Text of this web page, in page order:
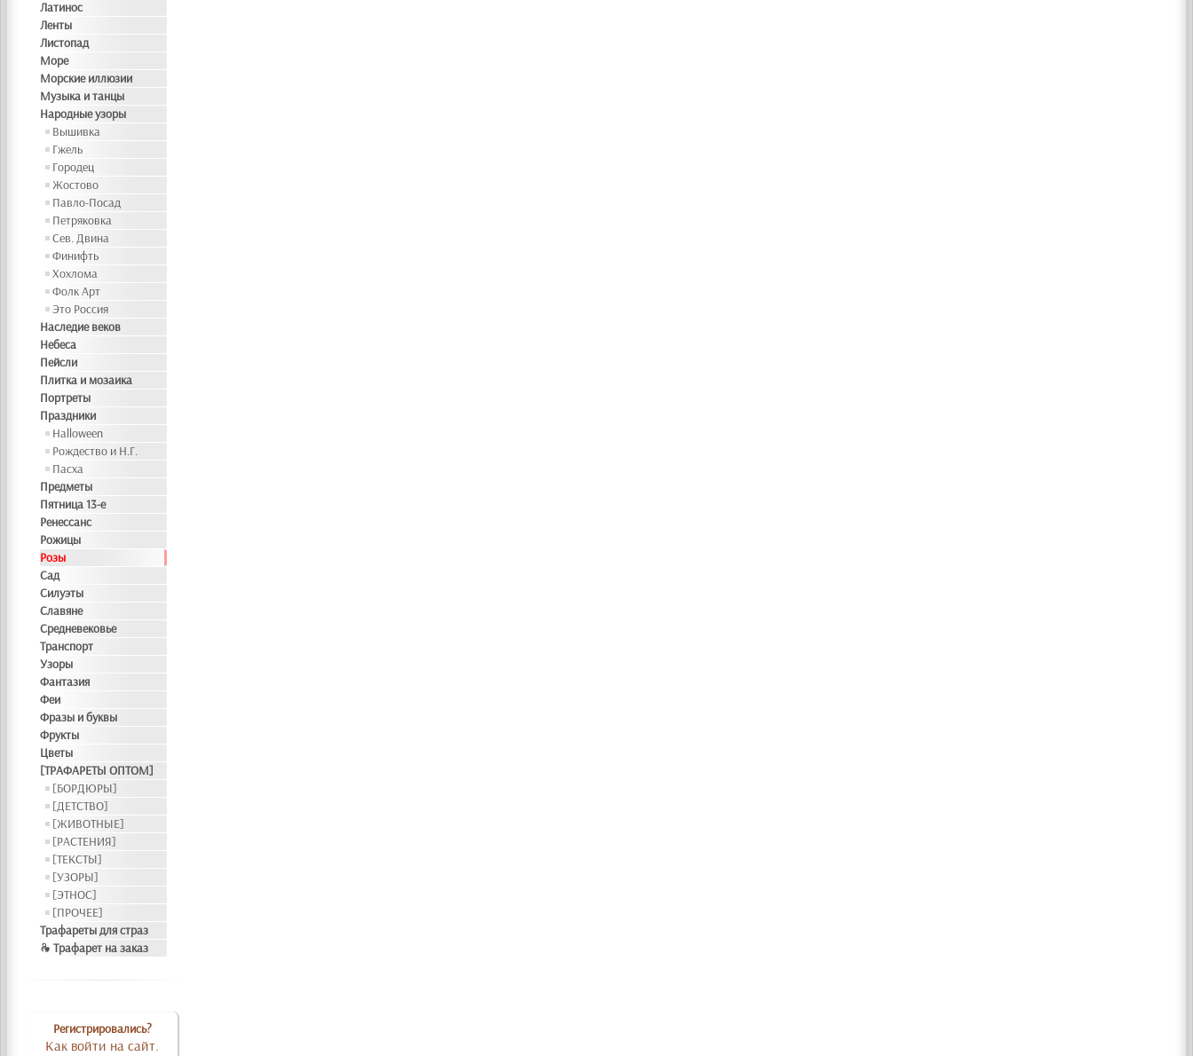
Латинос
Ленты
Листопад
Море
Морские иллюзии
Музыка и танцы
Народные узоры
Вышивка
Гжель
Городец
Жостово
Павло-Посад
Петряковка
Сев. Двина
Финифть
Хохлома
Фолк Арт
Это Россия
Наследие веков
Небеса
Пейсли
Плитка и мозаика
Портреты
Праздники
Halloween
Рождество и Н.Г.
Пасха
Предметы
Пятница 13-е
Ренессанс
Рожицы
Розы
Сад
Силуэты
Славяне
Средневековье
Транспорт
Узоры
Фантазия
Феи
Фразы и буквы
Фрукты
Цветы
[ТРАФАРЕТЫ ОПТОМ]
[БОРДЮРЫ]
[ДЕТСТВО]
[ЖИВОТНЫЕ]
[РАСТЕНИЯ]
[ТЕКСТЫ]
[УЗОРЫ]
[ЭТНОС]
[ПРОЧЕЕ]
Трафареты для страз
❧ Трафарет на заказ
Регистрировались?
Как войти на сайт.